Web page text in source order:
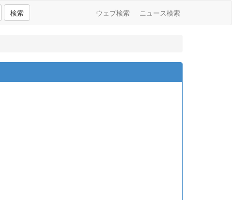
検索 ウェブ検索 ニュース検索